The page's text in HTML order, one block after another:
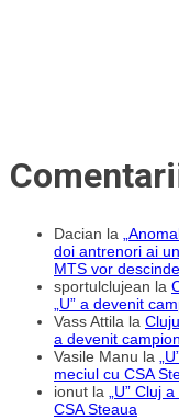
Dacian la
doi antrenori ai
MTS vor
sportulclujean la
„U” a devenit
Vass Attila la
a devenit
Vasile Manu la
meciul cu CSA
ionut la „U” Cluj
CSA Steaua